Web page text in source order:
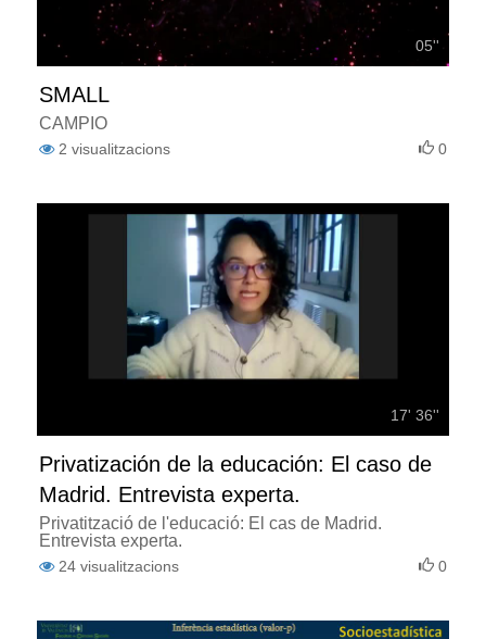
05''
SMALL
CAMPIÓ
2 visualitzacions 0
17' 36''
Privatización de la educación: El caso de
Madrid. Entrevista experta.
Privatització de l'educació: El cas de Madrid.
Entrevista experta.
24 visualitzacions 0